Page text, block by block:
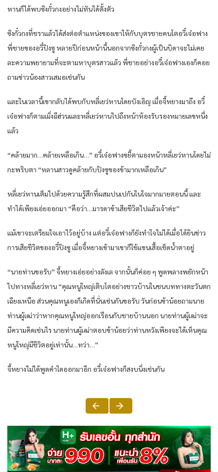
หานก็ได้พบซิงกั๋วกงอย่างไม่ทันได้ตั้งตัว
ซิงกั๋วกงที่ชราแล้วได้ส่งต่อตำแหน่งของเขาให้กับบุตรชายคนโตอวี๋เจ๋อฟาง
พี่ชายของอวี๋ปิงซู หลายปีก่อนหน้านี้นอกจากซิงกั๋วกงผู้เป็นบิดาจะไม่เคย
ละความพยายามที่จะตามหาบุตรสาวแล้ว พี่ชายอย่างอวี๋เจ๋อฟางเองก็คอย
ถามข่าวน้องสาวเสมอเช่นกัน
และในเวลานี้เขากลับได้พบกับหลี่เยว่หานโดยบังเอิญ เมื่อจี้หยางมาถึง อวี๋
เจ๋อฟางก็ตามเมิ่งฉีฮ่วนและหลี่เยว่หานไปถึงหน้าห้องรับรองหมายเลขหนึ่ง
แล้ว
“คล้ายมาก…คล้ายเหลือเกิน…” อวี๋เจ๋อฟางขยี้ตามองหน้าหลี่เยว่หานโดยไม่
กะพริบตา “หลานสาวดูคล้ายกับปิงซูของข้ามากเหลือเกิน”
หลี่เยว่หานเต็มไปด้วยความรู้สึกที่ผสมปนเปกันในใจมากมายตอนนี้ และ
ทำได้เพียงเอ่ยออกมา “คือว่า…มารดาข้าเสียชีวิตไปแล้วเจ้าค่ะ”
แม้เขาจะเตรียมใจเอาไว้อยู่บ้าง แต่อวี๋เจ๋อฟางก็ยังทำใจไม่ได้เมื่อได้ยินข่าว
การเสียชีวิตของอวี๋ปิงซู เมื่อจี้หยางเข้ามาเขาก็ใช้แขนเสื้อเช็ดน้ำตาอยู่
“นายท่านขอรับ” จี้หยางเอ่ยอย่างลังเล จากนั้นก็ค่อย ๆ พูดพลางพยักหน้า
ไปทางหลี่เยว่หาน “คุณหนูใหญ่เติบโตอย่างชาวบ้านในชนบททางตะวันตก
เฉียงเหนือ ส่วนคุณหนูเองก็เกิดที่นั่นเช่นกันขอรับ วันก่อนข้าน้อยถามนาย
ท่านผู้เฒ่าว่าหากคุณหนูใหญ่ออกเรือนกับชายบ้านนอก นายท่านผู้เฒ่าจะ
มีความคิดเช่นไร นายท่านผู้เฒ่าตอบข้าน้อยว่าท่านหวังเพียงจะได้เห็นคุณ
หนูใหญ่มีชีวิตอยู่เท่านั้น…ทว่า…”
จี้หยางไม่ได้พูดคำใดออกมาอีก อวี๋เจ๋อฟางก็สงบนิ่งเช่นกัน